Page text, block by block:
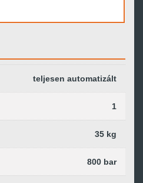
teljesen automatizált
1
35 kg
800 bar